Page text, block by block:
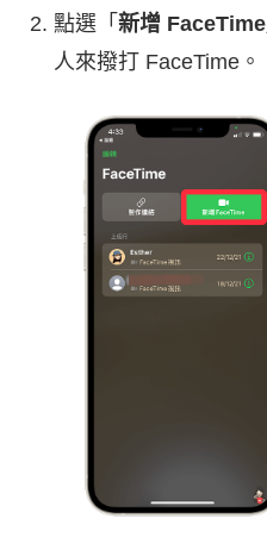
點選「 新增 FaceTime
人來撥打 FaceTime。